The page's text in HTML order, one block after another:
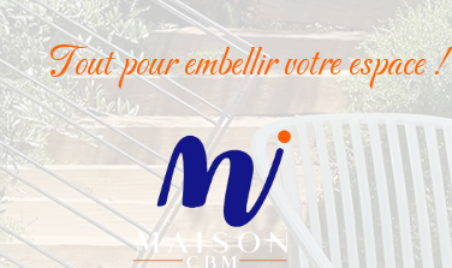
Tout pour embellir votre espace !